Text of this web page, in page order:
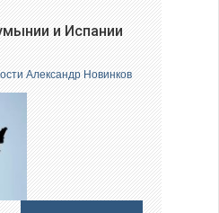
и Испании
Александр Новинков